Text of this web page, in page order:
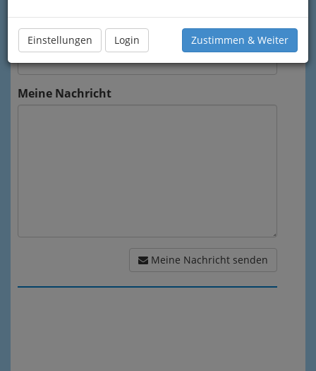
Einstellungen Login Zustimmen & Weiter
Mein Betreff
Meine Nachricht
Meine Nachricht senden